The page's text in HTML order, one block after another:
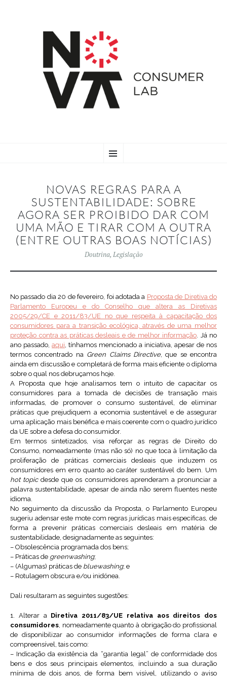
TO
NOVAS REGRAS PARA A
SUSTENTABILIDADE: SOBRE
AGORA SER PROIBIDO DAR COM
UMA MÃO E TIRAR COM A OUTRA
(ENTRE OUTRAS BOAS NOTÍCIAS)
Doutrina, Legislação
No passado dia 20 de fevereiro, foi adotada a Proposta de Diretiva do
Parlamento Europeu e do Conselho que altera as Diretivas
2005/29/CE e 2011/83/UE no que respeita à capacitação dos
consumidores para a transição ecológica, através de uma melhor
proteção contra as práticas desleais e de melhor informação. Já no
ano passado, aqui, tínhamos mencionado a iniciativa, apesar de nos
termos concentrado na Green Claims Directive, que se encontra
ainda em discussão e completará de forma mais eficiente o diploma
sobre o qual nos debruçamos hoje.
A Proposta que hoje analisamos tem o intuito de capacitar os
consumidores para a tomada de decisões de transação mais
informadas, de promover o consumo sustentável, de eliminar
práticas que prejudiquem a economia sustentável e de assegurar
uma aplicação mais benéfica e mais coerente com o quadro jurídico
da UE sobre a defesa do consumidor.
Em termos sintetizados, visa reforçar as regras de Direito do
Consumo, nomeadamente (mas não só) no que toca à limitação da
proliferação de práticas comerciais desleais que induzem os
consumidores em erro quanto ao caráter sustentável do bem. Um
hot topicdesde que os consumidores aprenderam a pronunciar a
palavra sustentabilidade, apesar de ainda não serem fluentes neste
idioma.
No seguimento da discussão da Proposta, o Parlamento Europeu
sugeriu adensar este mote com regras jurídicas mais específicas, de
forma a prevenir práticas comerciais desleais em matéria de
sustentabilidade, designadamente as seguintes:
– Obsolescência programada dos bens;
– Práticas de greenwashing;
– (Algumas) práticas de bluewashing; e
– Rotulagem obscura e/ou inidónea.
Dali resultaram as seguintes sugestões:
1. Alterar a Diretiva 2011/83/UE relativa aos direitos dos
consumidores, nomeadamente quanto à obrigação do profissional
de disponibilizar ao consumidor informações de forma clara e
compreensível, tais como:
– Indicação da existência da “garantia legal” de conformidade dos
bens e dos seus principais elementos, incluindo a sua duração
mínima de dois anos, de forma bem visível, utilizando o aviso